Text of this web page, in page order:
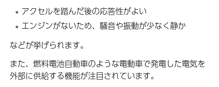
アクセルを踏んだ後の応答性がよい
エンジンがないため、騒音や振動が少なく静か
などが挙げられます。
また、燃料電池自動車のような電動車で発電した電気を
外部に供給する機能が注目されています。